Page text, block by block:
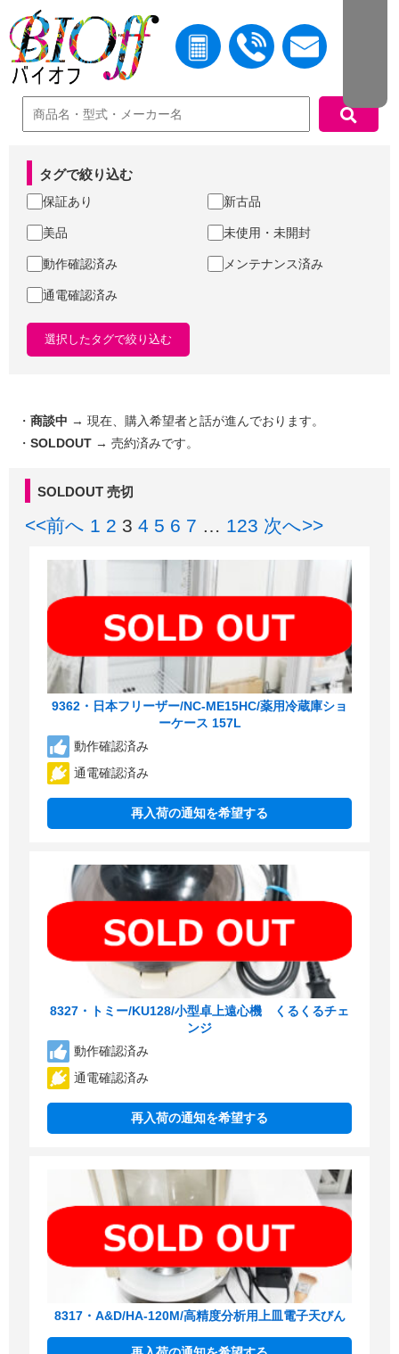
中古機器検索
タグで絞り込む
保証あり 新古品
美品 未使用・未開封
動作確認済み メンテナンス済み
通電確認済み
選択したタグで絞り込む
・ 商談中 → 現在、購入希望者と話が進んでおります。
・ SOLDOUT → 売約済みです。
SOLDOUT 売切
<<前へ 1 2 3 4 5 6 7 123 次へ>>
9362・日本フリーザー/NC-ME15HC/薬用冷蔵庫ショ
ーケース 157L
動作確認済み
通電確認済み
再入荷の通知を希望する
8327・トミー/KU128/小型卓上遠心機 くるくるチェ
ンジ
動作確認済み
通電確認済み
再入荷の通知を希望する
8317・A&D/HA-120M/高精度分析用上皿電子天びん